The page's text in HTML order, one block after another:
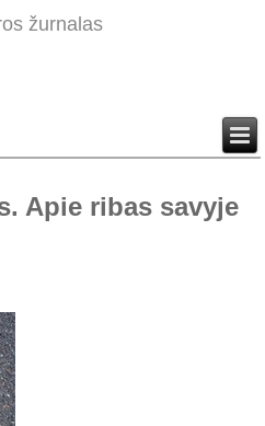
žurnalas
Apie ribas savyje